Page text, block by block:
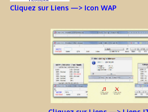
Cliquez sur Liens —> Icon WAP